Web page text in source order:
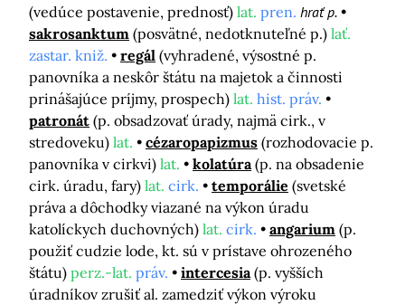
(vedúce postavenie, prednosť) lat. pren. hrať p.
sakrosanktum (posvätné, nedotknuteľné p.) lať.
zastar. kniž.
regál (vyhradené, výsostné p.
panovníka a neskôr štátu na majetok a činnosti
prinášajúce príjmy, prospech) lat. hist. práv.
patronát (p. obsadzovať úrady, najmä cirk., v
stredoveku) lat. cézaropapizmus (rozhodovacie p.
panovníka v cirkvi) lat. kolatúra (p. na obsadenie
cirk. úradu, fary) lat. cirk. temporálie (svetské
práva a dôchodky viazané na výkon úradu
katolíckych duchovných) lat. cirk. angarium (p.
použiť cudzie lode, kt. sú v prístave ohrozeného
štátu) perz.-lat. práv. intercesia (p. vyšších
úradníkov zrušiť al. zamedziť výkon výroku